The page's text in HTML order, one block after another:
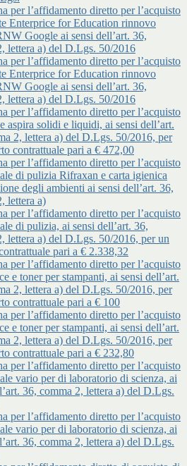
per l’affidamento diretto per l’acquisto
Enterprice for Education rinnovo
Google ai sensi dell’art. 36,
lettera a) del D.Lgs. 50/2016
per l’affidamento diretto per l’acquisto
Enterprice for Education rinnovo
Google ai sensi dell’art. 36,
lettera a) del D.Lgs. 50/2016
per l’affidamento diretto per l’acquisto
aspira solidi e liquidi, ai sensi dell’art.
2, lettera a) del D.Lgs. 50/2016, per
contrattuale pari a € 472,00
per l’affidamento diretto per l’acquisto
di pulizia Rifraxan e carta igienica
degli ambienti ai sensi dell’art. 36,
lettera a)
per l’affidamento diretto per l’acquisto
di pulizia, ai sensi dell’art. 36,
lettera a) del D.Lgs. 50/2016, per un
pari a € 2.338,32
per l’affidamento diretto per l’acquisto
e toner per stampanti, ai sensi dell’art.
2, lettera a) del D.Lgs. 50/2016, per
contrattuale pari a € 100
per l’affidamento diretto per l’acquisto
e toner per stampanti, ai sensi dell’art.
2, lettera a) del D.Lgs. 50/2016, per
contrattuale pari a € 232,80
per l’affidamento diretto per l’acquisto
vario per di laboratorio di scienza, ai
36, comma 2, lettera a) del D.Lgs.
per l’affidamento diretto per l’acquisto
vario per di laboratorio di scienza, ai
36, comma 2, lettera a) del D.Lgs.